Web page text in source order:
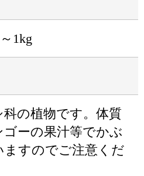
1kg
の植物です。体質
ーの果汁等でかぶ
すのでご注意くだ